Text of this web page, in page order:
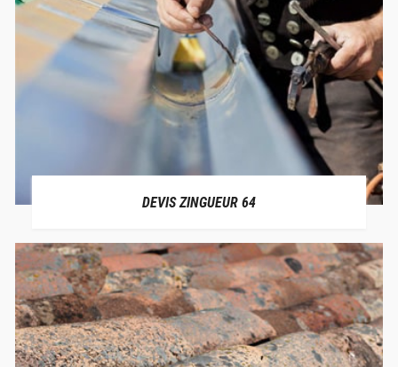
DEVIS ZINGUEUR 64